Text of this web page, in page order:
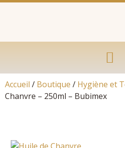
Accueil / Boutique / Hygiène et
Chanvre – 250ml – Bubimex